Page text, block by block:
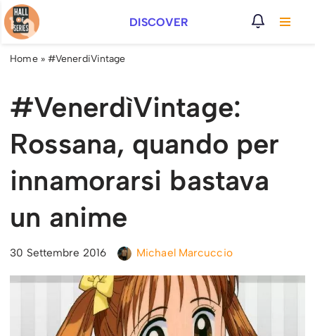
Vai
al
DISCOVER
Home» #VenerdiVintage
#VenerdìVintage:
Rossana, quando per
innamorarsi bastava
un anime
30 Settembre 2016 Michael Marcuccio